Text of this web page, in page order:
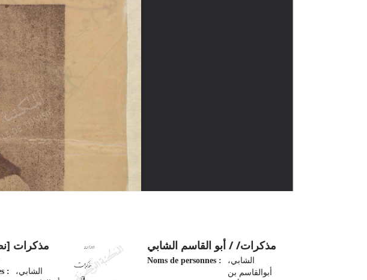
مذكرات
:
الشابي،
مذكرات‏/ / ‏أبو القاسم الشابي
Noms de personnes :
الشابي،
أبوالقاسم بن